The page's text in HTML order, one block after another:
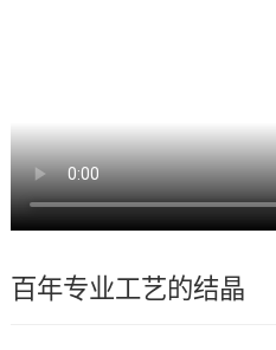
百年专业工艺的结晶